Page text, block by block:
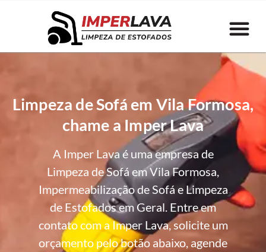
Limpeza de Sofá em Vila Formosa,
chame a Imper Lava
A Imper Lava é uma empresa de
Limpeza de Sofá em Vila Formosa,
Impermeabilização de Sofá e Limpeza
de Estofados em Geral. Entre em
contato com a Imper Lava, solicite um
orçamento pelo botão abaixo, agende